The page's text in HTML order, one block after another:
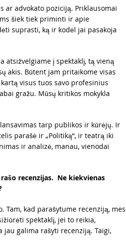
ar advokato poziciją. Priklausomai
šiek tiek priminti ir apie
suprasti, ką ir kodėl jai pasakoja
atsižvelgiame į spektaklį, tą vieną
akis. Būtent jam pritaikome visas
visus tuos savo profesinius
gražu. Mūsų kritikos mokykla
tarp publikos ir kūrėjų. Ir
parašė ir „Politiką“, ir teatrą iki
ir analizė, manau, vienodai
recenzijas. Ne kiekvienas
Tam, kad parašytume recenziją, mes
spektaklį, jei to reikia,
galima rašyti recenziją. Taigi,